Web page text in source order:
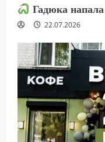
Гадюка
22.07.2026